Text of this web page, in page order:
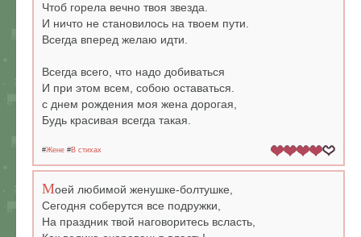
Чтоб горела вечно твоя звезда.
И ничто не становилось на твоем пути.
Всегда вперед желаю идти.
Всегда всего, что надо добиваться
И при этом всем, собою оставаться.
с днем рождения моя жена дорогая,
Будь красивая всегда такая.
#Жене #В стихах
Моей любимой женушке-болтушке,
Сегодня соберутся все подружки,
На праздник твой наговоритесь всласть,